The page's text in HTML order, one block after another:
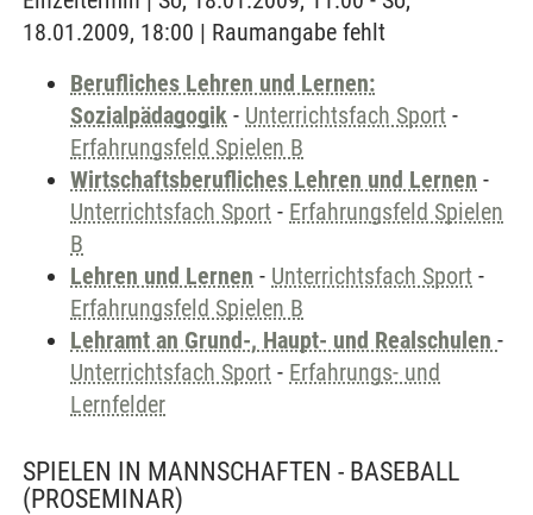
18.01.2009, 18:00 | Raumangabe fehlt
Berufliches Lehren und Lernen:
Sozialpädagogik - Unterrichtsfach Sport -
Erfahrungsfeld Spielen B
Wirtschaftsberufliches Lehren und Lernen -
Unterrichtsfach Sport - Erfahrungsfeld Spielen
B
Lehren und Lernen - Unterrichtsfach Sport -
Erfahrungsfeld Spielen B
Lehramt an Grund-, Haupt- und Realschulen -
Unterrichtsfach Sport - Erfahrungs- und
Lernfelder
SPIELEN IN MANNSCHAFTEN - BASEBALL
(PROSEMINAR)